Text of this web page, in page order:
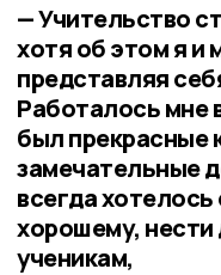
— Учительство
хотя об этом я и
представляя
Работалось мне
был прекрасные
замечательные
всегда
хорошему, нести
ученикам,